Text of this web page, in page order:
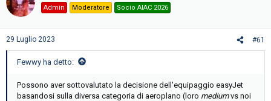
Admin Moderatore Socio AIAC 2026
29 Luglio 2023 #61
Fewwy ha detto:
Possono aver sottovalutato la decisione dell'equipaggio easyJet
basandosi sulla diversa categoria di aeroplano (loro mediumvs noi